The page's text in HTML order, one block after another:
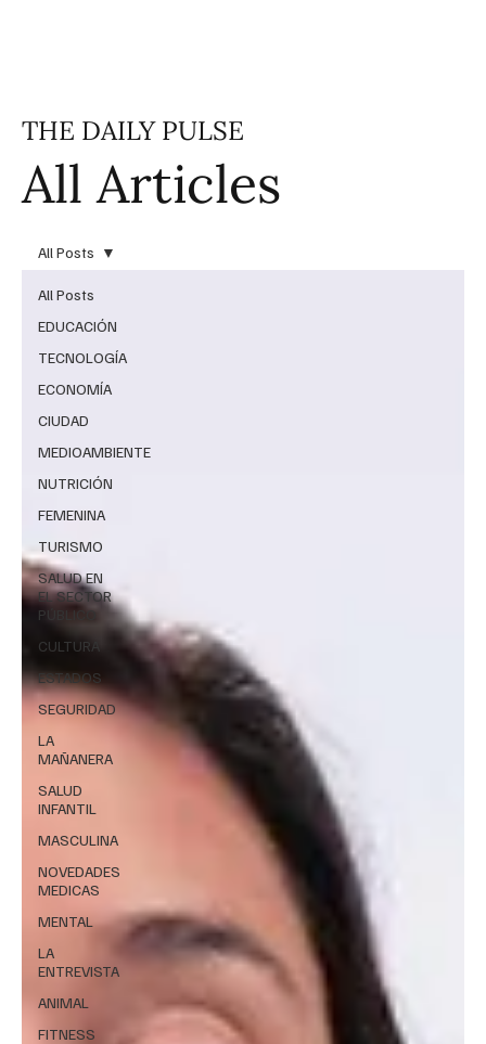
All Articles
THE DAILY PULSE
All Posts
EDUCACIÓN
TECNOLOGÍA
ECONOMÍA
CIUDAD
MEDIOAMBIENTE
NUTRICIÓN
FEMENINA
TURISMO
SALUD EN
EL SECTOR
PÚBLICO
CULTURA
ESTADOS
SEGURIDAD
LA
MAÑANERA
SALUD
INFANTIL
MASCULINA
NOVEDADES
MEDICAS
MENTAL
LA
ENTREVISTA
ANIMAL
FITNESS
All Posts